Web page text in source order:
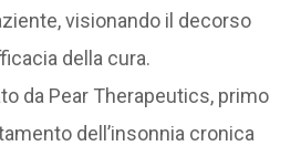
visionando il decorso
della cura.
da Pear Therapeutics, primo
dell’insonnia cronica